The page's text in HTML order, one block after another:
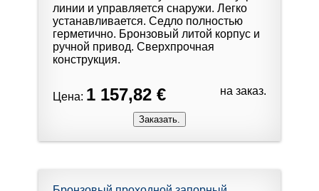
линии и управляется снаружи. Легко
устанавливается. Седло полностью
герметично. Бронзовый литой корпус и
ручной привод. Сверхпрочная
конструкция.
Цена: 1 157,82 € на заказ.